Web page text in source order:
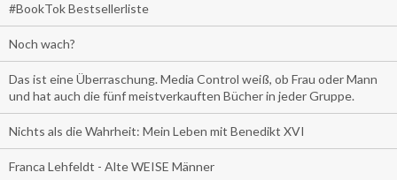
#BookTok Bestsellerliste
Noch wach?
Das ist eine Überraschung. Media Control weiß, ob Frau oder Mann
und hat auch die fünf meistverkauften Bücher in jeder Gruppe.
Nichts als die Wahrheit: Mein Leben mit Benedikt XVI
Franca Lehfeldt - Alte WEISE Männer